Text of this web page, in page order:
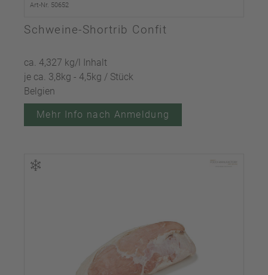
Art-Nr. 50652
Schweine-Shortrib Confit
ca. 4,327 kg/l Inhalt
je ca. 3,8kg - 4,5kg / Stück
Belgien
Mehr Info nach Anmeldung